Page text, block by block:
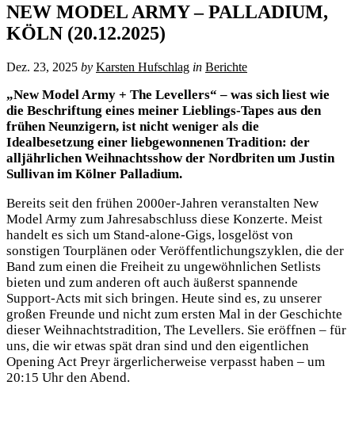
NEW MODEL ARMY – PALLADIUM,
KÖLN (20.12.2025)
Dez. 23, 2025 by Karsten Hufschlag in Berichte
„New Model Army + The Levellers“ – was sich liest wie
die Beschriftung eines meiner Lieblings-Tapes aus den
frühen Neunzigern, ist nicht weniger als die
Idealbesetzung einer liebgewonnenen Tradition: der
alljährlichen Weihnachtsshow der Nordbriten um Justin
Sullivan im Kölner Palladium.
Bereits seit den frühen 2000er-Jahren veranstalten New
Model Army zum Jahresabschluss diese Konzerte. Meist
handelt es sich um Stand-alone-Gigs, losgelöst von
sonstigen Tourplänen oder Veröffentlichungszyklen, die der
Band zum einen die Freiheit zu ungewöhnlichen Setlists
bieten und zum anderen oft auch äußerst spannende
Support-Acts mit sich bringen. Heute sind es, zu unserer
großen Freunde und nicht zum ersten Mal in der Geschichte
dieser Weihnachtstradition, The Levellers. Sie eröffnen – für
uns, die wir etwas spät dran sind und den eigentlichen
Opening Act Preyr ärgerlicherweise verpasst haben – um
20:15 Uhr den Abend.